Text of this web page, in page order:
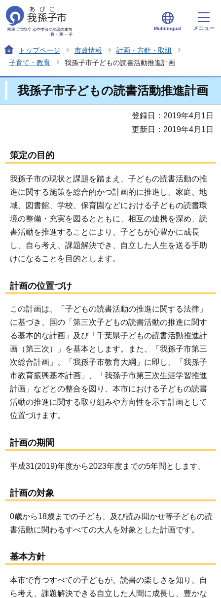
Multilingual メニュー
トップページ 市政情報
計画・方針・取組
子育て・教育
我孫子市子どもの読書活動推進計画
我孫子市子どもの読書活動推進計画
登録日：2019年4月1日
更新日：2019年4月1日
策定の目的
我孫子市の現状と課題を踏まえ、子どもの読書活動の推
進に関する施策を総合的かつ計画的に推進し、家庭、地
域、図書館、学校、保育園などにおける子どもの読書環
境の整備・充実を図るとともに、相互の連携を深め、読
書活動を推進することにより、子どもが心豊かに成長
し、自ら考え、課題解決でき、自立した人生を送る手助
けになることを目的とします。
計画の位置づけ
この計画は、「子どもの読書活動の推進に関する法律」
に基づき、国の「第三次子どもの読書活動の推進に関す
る基本的な計画」及び「千葉県子どもの読書活動推進計
画（第三次）」を基本とします。また、「我孫子市第三
次総合計画」、「我孫子市教育大綱」に即し、「我孫子
市教育振興基本計画」、「我孫子市第三次生涯学習推進
計画」などとの整合を図り、本市における子どもの読書
活動の推進に関する取り組みや方向性を示す計画として
位置づけます。
計画の期間
平成31(2019)年度から2023年度までの5年間とします。
計画の対象
0歳から18歳までの子ども、及び読み聞かせ等子どもの読
書活動に関わるすべての大人を対象とした計画です。
基本方針
本市で育つすべての子どもが、読書の楽しさを知り、自
ら考え、課題解決できる自立した人間に成長し、豊かな